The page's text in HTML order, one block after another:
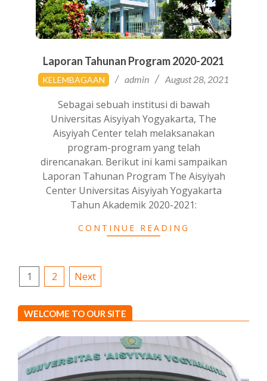
Laporan Tahunan Program 2020-2021
2021-
08-
KELEMBAGAAN admin August 28, 2021
Sebagai sebuah institusi di bawah
Universitas Aisyiyah Yogyakarta, The
Aisyiyah Center telah melaksanakan
program-program yang telah
direncanakan. Berikut ini kami sampaikan
Laporan Tahunan Program The Aisyiyah
Center Universitas Aisyiyah Yogyakarta
Tahun Akademik 2020-2021:
CONTINUE READING
Posts
1 2 Next
WELCOME TO OUR SITE